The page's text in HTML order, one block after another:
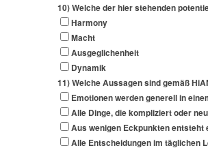
10) Welche der hier stehenden
Harmony
Macht
Ausgeglichenheit
Dynamik
11) Welche Aussagen sind gemäß
Emotionen werden generell in
Alle Dinge, die kompliziert oder
Aus wenigen Eckpunkten entsteht
Alle Entscheidungen im täglichen